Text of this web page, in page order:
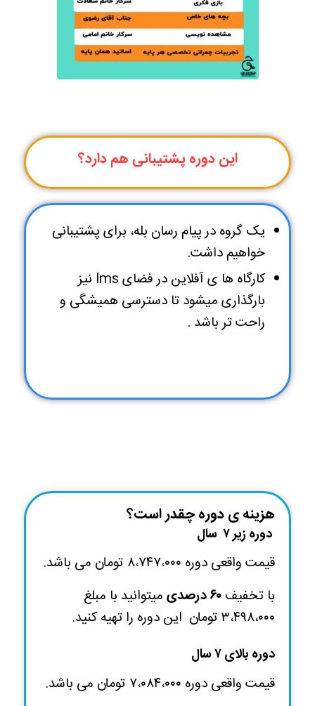
این دوره پشتیبانی هم دارد؟
یک گروه در پیام رسان بله، برای پشتیبانی
خواهیم داشت.
کارگاه ها ی آفلاین در فضای lms نیز
بارگذاری میشود تا دسترسی همیشگی و
راحت تر باشد .
هزینه ی دوره چقدر است؟
دوره زیر ۷ سال
قیمت واقعی دوره ۸،۷۴۷،۰۰۰ تومان می باشد.
با تخفیف۶۰ درصدی
میتوانید با مبلغ
۳،۴۹۸،۰۰۰ تومان
این دوره را تهیه کنید.
دوره بالای ۷ سال
قیمت واقعی دوره ۷،۰۸۴،۰۰۰ تومان می باشد.